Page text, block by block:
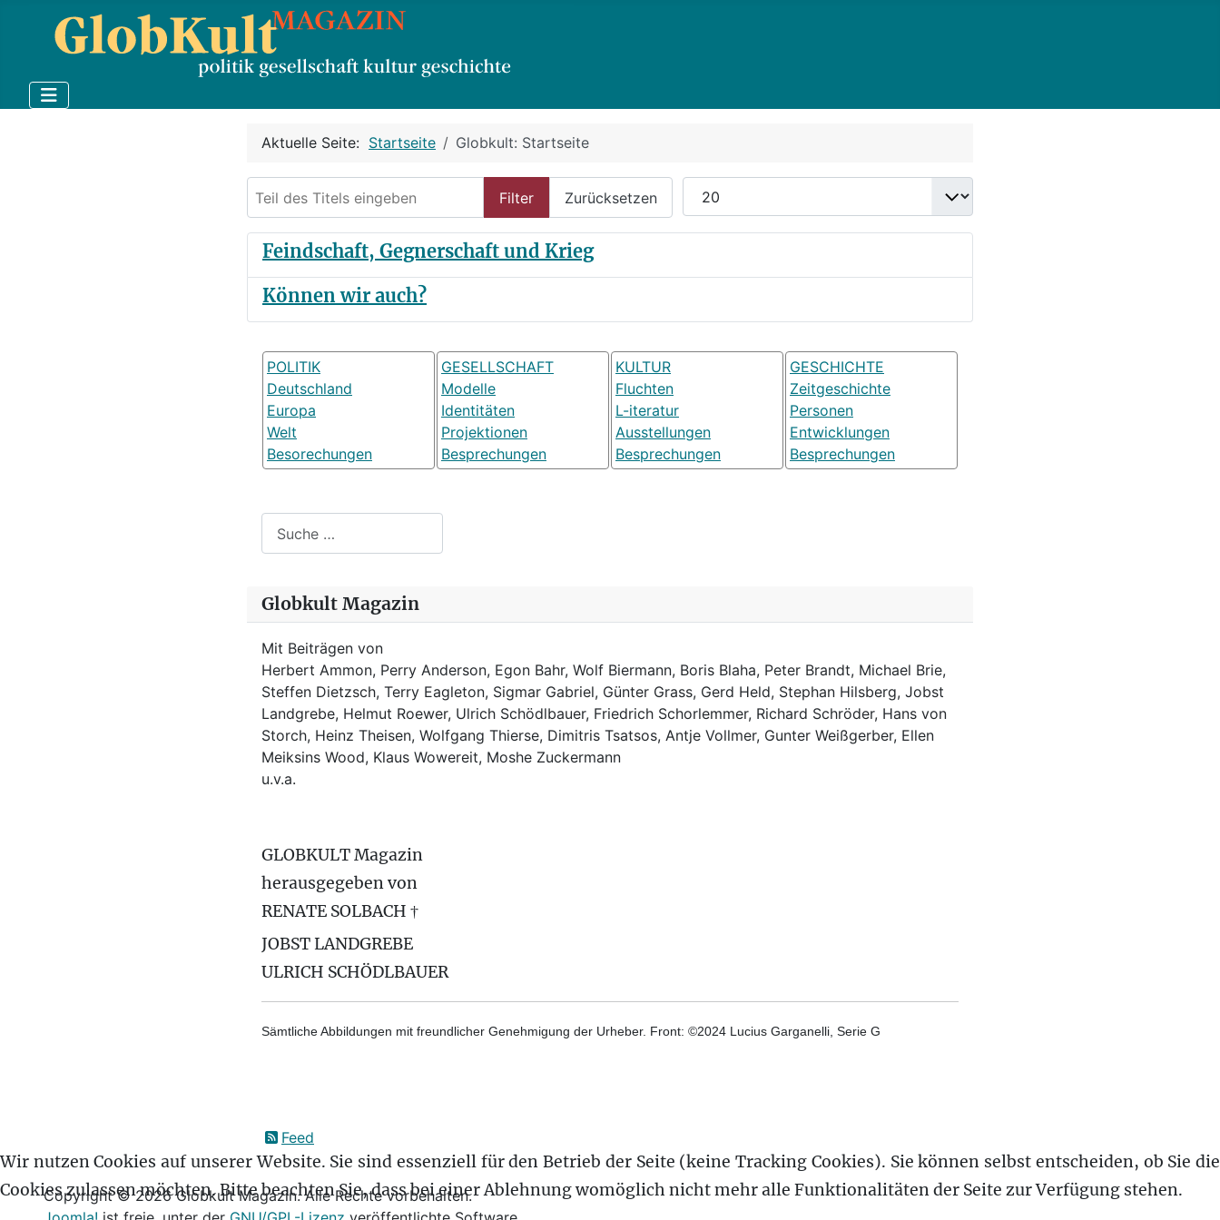
Aktuelle Seite: Startseite Globkult: Startseite
Filter Zurücksetzen
Anzeige #
Feindschaft, Gegnerschaft und Krieg
Können wir auch?
POLITIK
Deutschland
Europa
Welt
Besorechungen
GESELLSCHAFT
Modelle
Identitäten
Projektionen
Besprechungen
KULTUR
Fluchten
L-iteratur
Ausstellungen
Besprechungen
GESCHICHTE
Zeitgeschichte
Personen
Entwicklungen
Besprechungen
Globkult Magazin
Mit Beiträgen von
Herbert Ammon, Perry Anderson, Egon Bahr, Wolf Biermann, Boris Blaha, Peter Brandt, Michael Brie,
Steffen Dietzsch, Terry Eagleton, Sigmar Gabriel, Günter Grass, Gerd Held, Stephan Hilsberg, Jobst
Landgrebe, Helmut Roewer, Ulrich Schödlbauer, Friedrich Schorlemmer, Richard Schröder, Hans von
Storch, Heinz Theisen, Wolfgang Thierse, Dimitris Tsatsos, Antje Vollmer, Gunter Weißgerber, Ellen
Meiksins Wood, Klaus Wowereit, Moshe Zuckermann
u.v.a.
GLOBKULT Magazin
herausgegeben von
RENATE SOLBACH †
JOBST LANDGREBE
ULRICH SCHÖDLBAUER
Sämtliche Abbildungen mit freundlicher Genehmigung der Urheber. Front: ©2024 Lucius Garganelli, Serie G
Feed
Copyright © 2026 Globkult Magazin. Alle Rechte vorbehalten.
Wir nutzen Cookies auf unserer Website. Sie sind essenziell für den Betrieb der Seite (keine Tracking Cookies). Sie können selbst entscheiden, ob Sie die
Cookies zulassen möchten. Bitte beachten Sie, dass bei einer Ablehnung womöglich nicht mehr alle Funktionalitäten der Seite zur Verfügung stehen.